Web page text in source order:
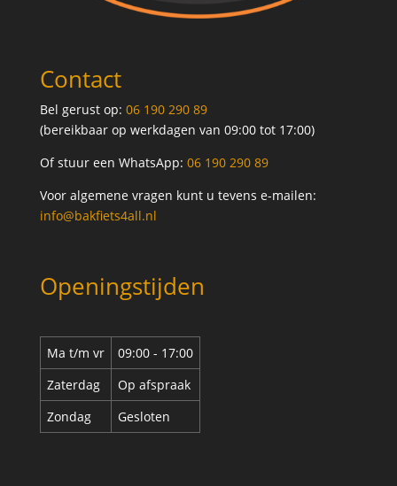
Contact
Bel gerust op: 06 190 290 89
(bereikbaar op werkdagen van 09:00 tot 17:00)
Of stuur een WhatsApp: 06 190 290 89
Voor algemene vragen kunt u tevens e-mailen:
info@bakfiets4all.nl
Openingstijden
Ma t/m vr
09:00 - 17:00
Zaterdag
Op afspraak
Zondag
Gesloten